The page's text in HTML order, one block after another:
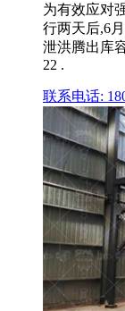
为有效应对
行两天后,6
泄洪腾出库
22 .
联系电话: